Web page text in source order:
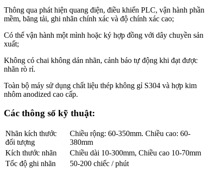
Thông qua phát hiện quang điện, điều khiển PLC, vận hành phần
mềm, băng tải, ghi nhãn chính xác và độ chính xác cao;
Có thể vận hành một mình hoặc ký hợp đồng với dây chuyền sản
xuất;
Không có chai không dán nhãn, cảnh báo tự động khi đạt được
nhãn rò rỉ.
Toàn bộ máy sử dụng chất liệu thép không gỉ S304 và hợp kim
nhôm anodized cao cấp.
Các thông số kỹ thuật:
Nhãn kích thước
đối tượng
Chiều rộng: 60-350mm. Chiều cao: 60-
380mm
Kích thước nhãn
Chiều dài 10-300mm, Chiều cao 10-70mm
Tốc độ ghi nhãn
50-200 chiếc / phút